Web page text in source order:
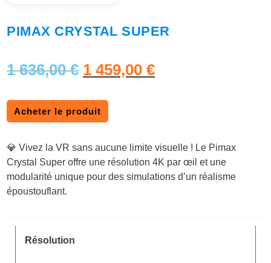
PIMAX CRYSTAL SUPER
1 636,00€ L
p
i
x
1 459,00€L
i
Acheter le produit
💎 Vivez la VR sans aucune limite visuelle ! Le Pimax
Crystal Super offre une résolution 4K par œil et une
modularité unique pour des simulations d’un réalisme
époustouflant.
Résolution